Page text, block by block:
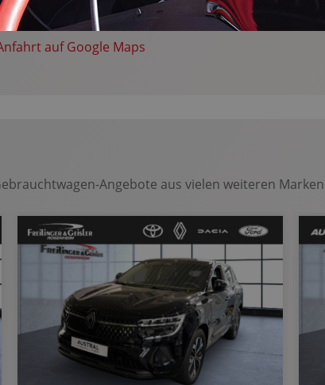
beraten Sie persönlich
auf Google Maps
Angebote aus vielen weiteren